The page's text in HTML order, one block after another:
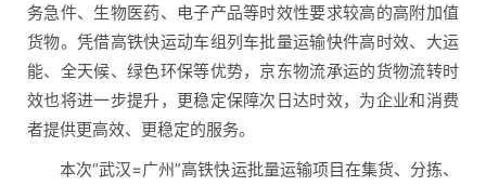
务急件、生物医药、电子产品等时效性要求较高的高附加值
货物。凭借高铁快运动车组列车批量运输快件高时效、大运
能、全天候、绿色环保等优势，京东物流承运的货物流转时
效也将进一步提升，更稳定保障次日达时效，为企业和消费
者提供更高效、更稳定的服务。
本次“武汉=广州”高铁快运批量运输项目在集货、分拣、